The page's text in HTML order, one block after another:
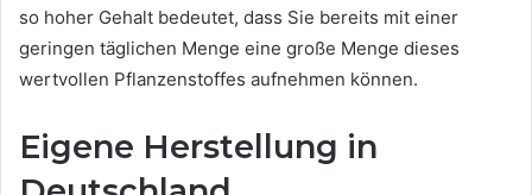
so hoher Gehalt bedeutet, dass Sie bereits mit einer
geringen täglichen Menge eine große Menge dieses
wertvollen Pflanzenstoffes aufnehmen können.
Eigene Herstellung in